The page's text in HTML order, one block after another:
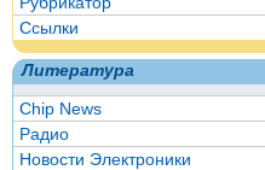
Ссылки
Литература
Chip News
Радио
Новости Электроники